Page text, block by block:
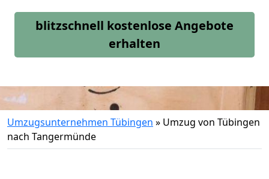
blitzschnell kostenlose Angebote
erhalten
Umzugsunternehmen Tübingen » Umzug von Tübingen
nach Tangermünde